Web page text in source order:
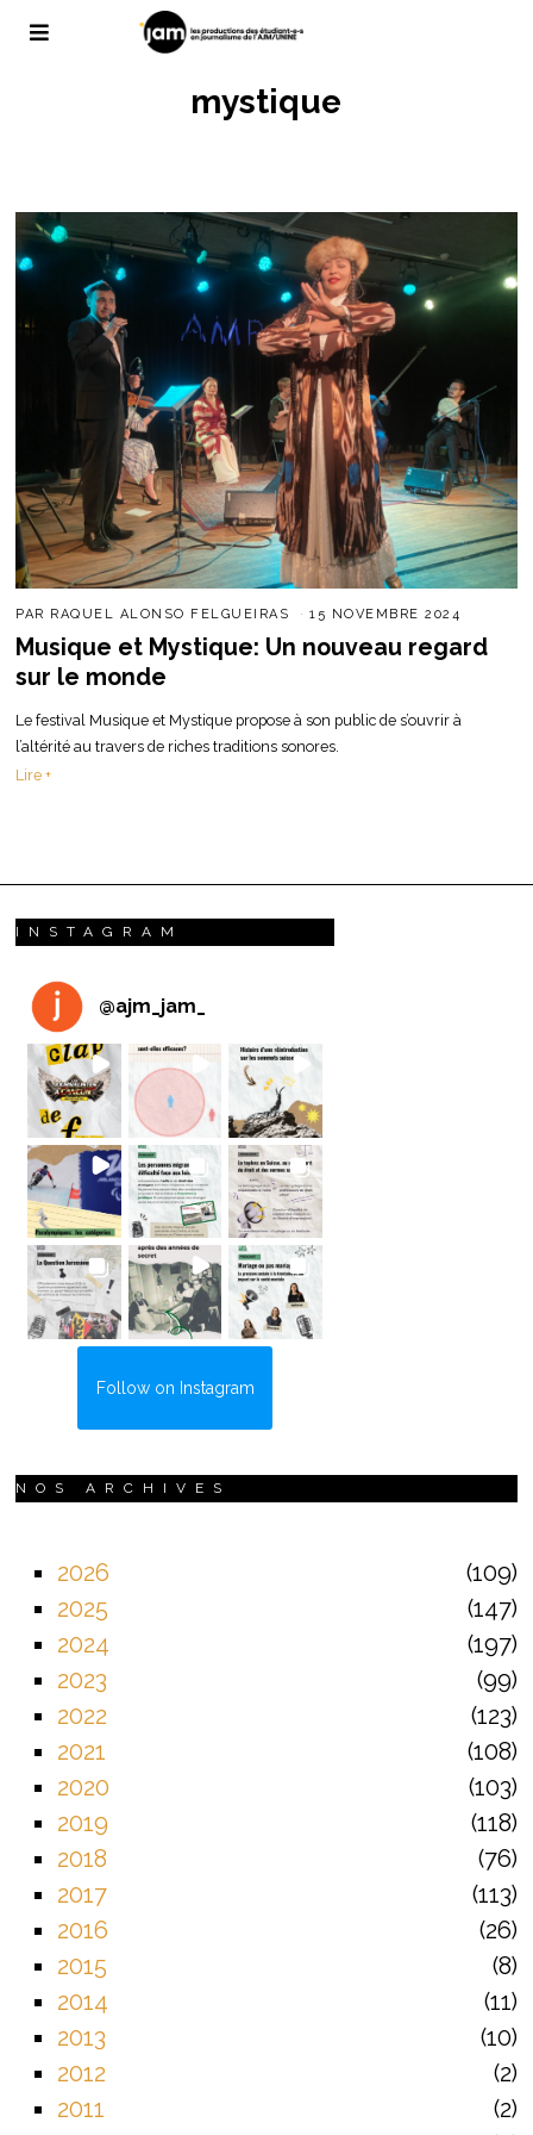
mystique
PAR RAQUEL ALONSO FELGUEIRAS 15 NOVEMBRE 2024
Musique et Mystique: Un nouveau regard
sur le monde
Le festival Musique et Mystique propose à son public de s’ouvrir à
l’altérité au travers de riches traditions sonores.
Lire +
INSTAGRAM
@ajm_jam_
Follow on Instagram
NOS ARCHIVES
2026
109
2025
147
2024
197
2023
99
2022
123
2021
108
2020
103
2019
118
2018
76
2017
113
2016
26
2015
8
2014
11
2013
10
2012
2
2011
2